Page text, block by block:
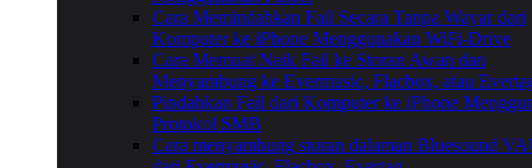
Cara Memindahkan Fail Secara Tanpa Wayar dari
Komputer ke iPhone Menggunakan WiFi-Drive
Cara Memuat Naik Fail ke Storan Awan dan
Menyambung ke Evermusic, Flacbox, atau
Pindahkan Fail dari Komputer ke iPhone
Protokol SMB
Cara menyambung storan dalaman Bluesound